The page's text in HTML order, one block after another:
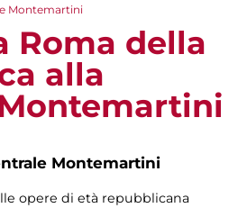
Montemartini
Roma della
alla
Montemartini
opere di età repubblicana